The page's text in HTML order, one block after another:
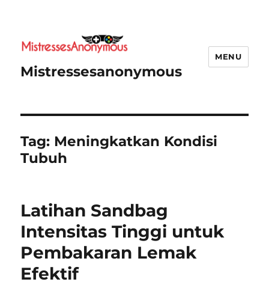
Mistressesanonymous
MENU
Tag: Meningkatkan Kondisi
Tubuh
Latihan Sandbag
Intensitas Tinggi untuk
Pembakaran Lemak
Efektif